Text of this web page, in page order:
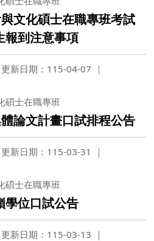
文化碩士在職專班考試
報到注意事項
更新日期：115-04-07
碩士在職專班
論文計畫口試排程公告
更新日期：115-03-31
碩士在職專班
學位口試公告
更新日期：115-03-13